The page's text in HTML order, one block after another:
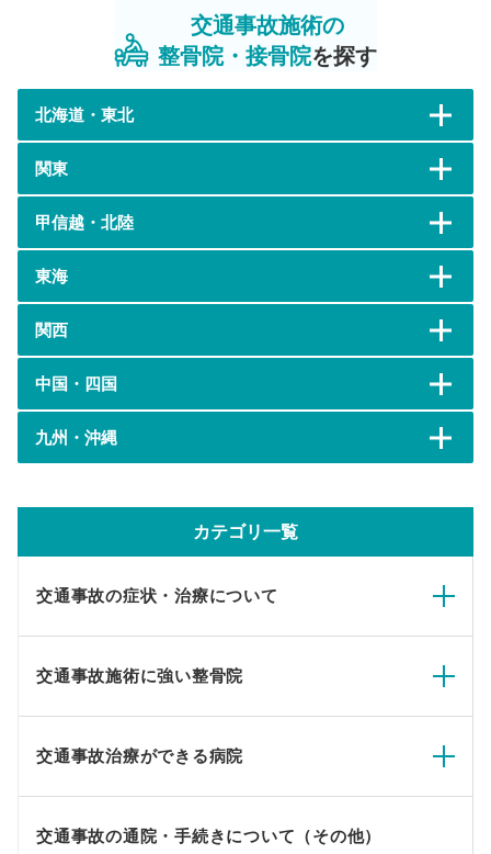
交通事故施術の
整骨院・接骨院を探す
北海道・東北
関東
甲信越・北陸
東海
関西
中国・四国
九州・沖縄
カテゴリ一覧
交通事故の症状・治療について
交通事故施術に強い整骨院
交通事故治療ができる病院
交通事故の通院・手続きについて（その他）